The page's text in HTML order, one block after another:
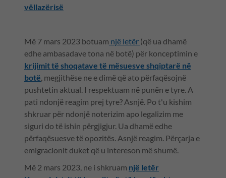
vëllazërisë
Më 7 mars 2023 botuam një letër (që ua dhamë
edhe ambasadave tona në botë) për konceptimin e
krijimit të shoqatave të mësuesve shqiptarë në
botë, megjithëse ne e dimë që ato përfaqësojnë
pushtetin aktual. I respektuam në punën e tyre. A
pati ndonjë reagim prej tyre? Asnjë. Po t'u kishim
shkruar për ndonjë noterizim apo legalizim me
siguri do të ishin përgjigjur. Ua dhamë edhe
përfaqësuesve të opozitës. Asnjë reagim. Përçarja e
emigracionit duket që u intereson më shumë.
Më 2 mars 2023, ne i shkruam një letër